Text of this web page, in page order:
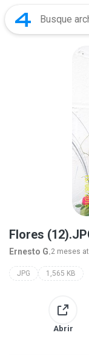
Flores
Ernesto G.2 meses
JPG 1,565 KB
Abrir